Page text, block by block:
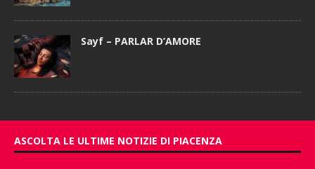
Sayf – PARLAR D’AMORE
ASCOLTA LE ULTIME NOTIZIE DI PIACENZA